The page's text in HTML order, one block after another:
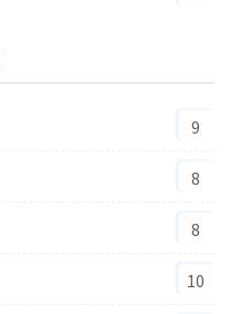
9
8
8
10